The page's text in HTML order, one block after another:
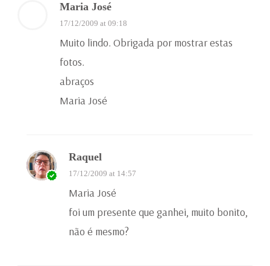
Maria José
17/12/2009 at 09:18
Muito lindo. Obrigada por mostrar estas
fotos.
abraços
Maria José
Raquel
17/12/2009 at 14:57
Maria José
foi um presente que ganhei, muito bonito,
não é mesmo?